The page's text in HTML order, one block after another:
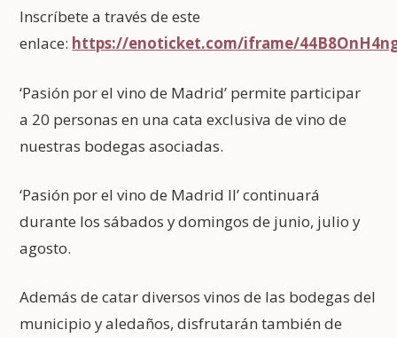
Inscríbete a través de este
enlace: https://enoticket.com/iframe/
‘Pasión por el vino de Madrid’ permite participar
a 20 personas en una cata exclusiva de vino de
nuestras bodegas asociadas.
‘Pasión por el vino de Madrid II’ continuará
durante los sábados y domingos de junio, julio y
agosto.
Además de catar diversos vinos de las bodegas del
municipio y aledaños, disfrutarán también de